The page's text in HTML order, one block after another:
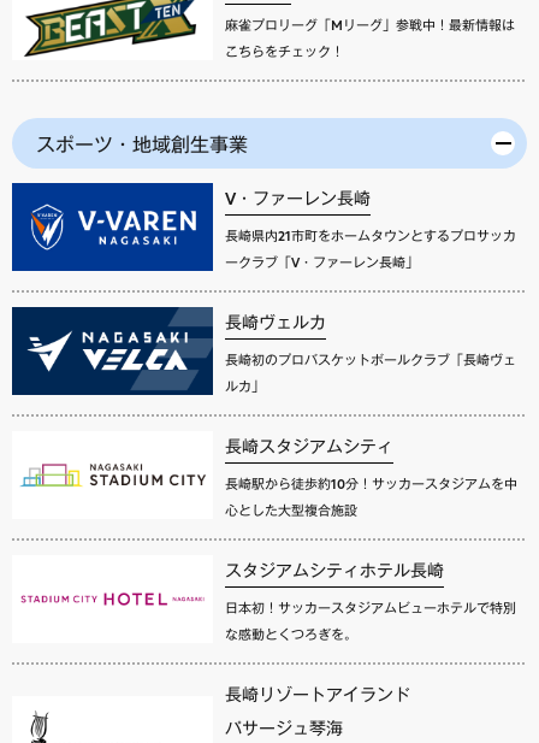
麻雀プロリーグ「Mリーグ」参戦中！最新情報は
こちらをチェック！
スポーツ・地域創生事業
V・ファーレン長崎
長崎県内21市町をホームタウンとするプロサッカ
ークラブ「V・ファーレン長崎」
長崎ヴェルカ
長崎初のプロバスケットボールクラブ「長崎ヴェ
ルカ」
長崎スタジアムシティ
長崎駅から徒歩約10分！サッカースタジアムを中
心とした大型複合施設
スタジアムシティホテル長崎
日本初！サッカースタジアムビューホテルで特別
な感動とくつろぎを。
長崎リゾートアイランド
パサージュ琴海